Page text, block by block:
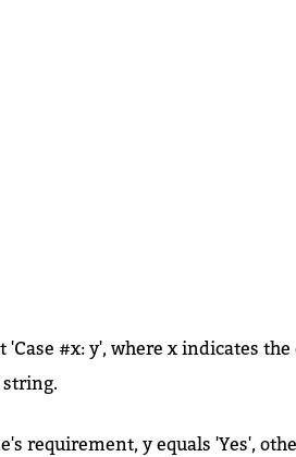
#x: y', where x indicates
requirement, y equals 'Yes',